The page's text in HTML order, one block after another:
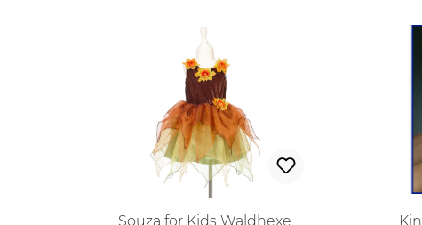
Souza for Kids Waldhexe